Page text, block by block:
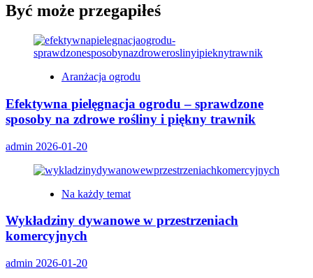
Być może przegapiłeś
Aranżacja ogrodu
Efektywna pielęgnacja ogrodu – sprawdzone
sposoby na zdrowe rośliny i piękny trawnik
admin 2026-01-20
Na każdy temat
Wykładziny dywanowe w przestrzeniach
komercyjnych
admin 2026-01-20